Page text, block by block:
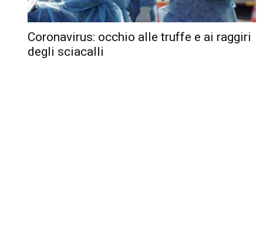
Coronavirus: occhio alle truffe e ai raggiri
degli sciacalli